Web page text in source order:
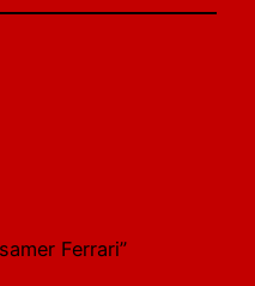
Ferrari”